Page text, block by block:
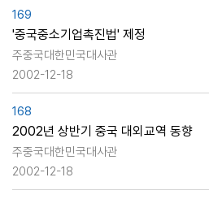
169
'중국중소기업촉진법' 제정
주중국대한민국대사관
2002-12-18
168
2002년 상반기 중국 대외교역 동향
주중국대한민국대사관
2002-12-18